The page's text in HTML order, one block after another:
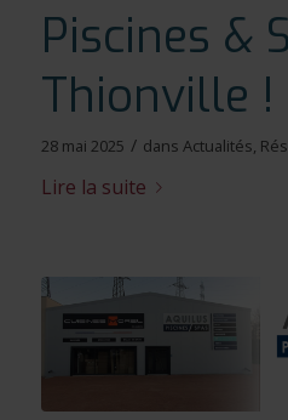
Piscines &
Thionville !
28 mai 2025 / dans Actualités,
Lire la suite